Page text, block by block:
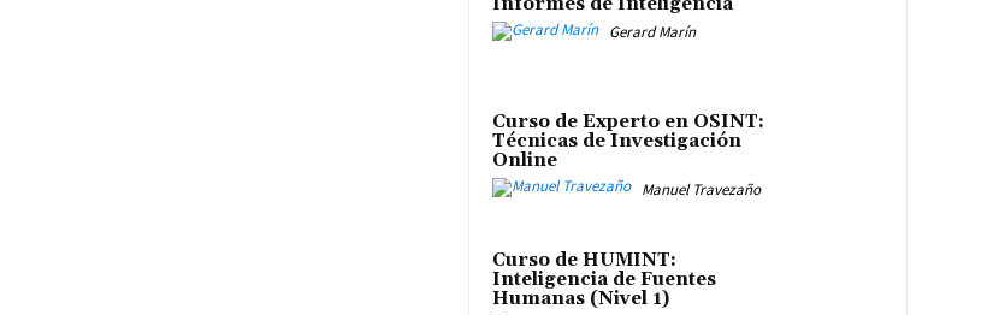
Gerard Marín
Curso de Experto en OSINT:
Técnicas de Investigación
Online
Manuel Travezaño
Curso de HUMINT:
Inteligencia de Fuentes
Humanas (Nivel 1)